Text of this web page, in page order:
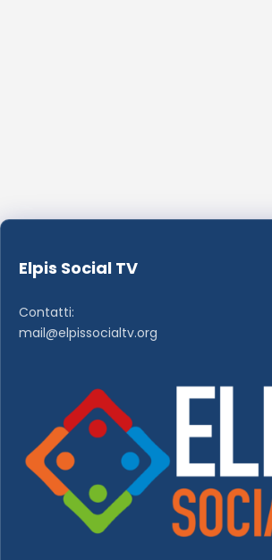
Elpis Social TV
Contatti:
mail@elpissocialtv.org